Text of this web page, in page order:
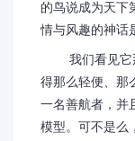
的鸟说成为天下
情与风趣的神话
我们看见它那
得那么轻便、那
一名善航者，并
模型。可不是么